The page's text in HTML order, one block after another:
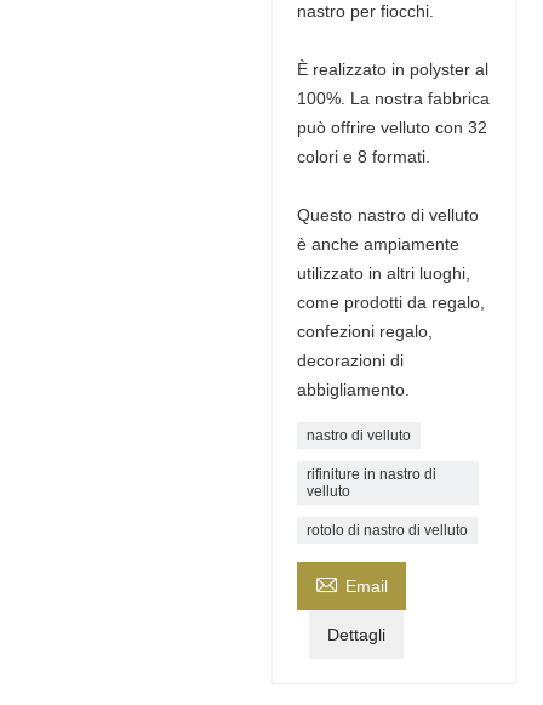
nastro per fiocchi.
È realizzato in polyster al
100%. La nostra fabbrica
può offrire velluto con 32
colori e 8 formati.
Questo nastro di velluto
è anche ampiamente
utilizzato in altri luoghi,
come prodotti da regalo,
confezioni regalo,
decorazioni di
abbigliamento.
nastro di velluto
rifiniture in nastro di
velluto
rotolo di nastro di velluto
 Email
Dettagli